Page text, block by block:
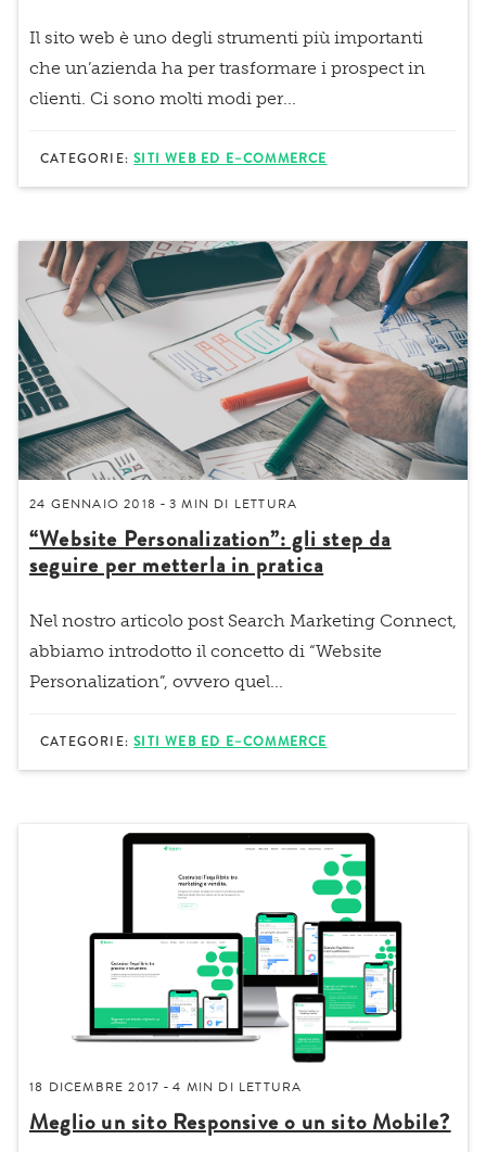
Il sito web è uno degli strumenti più importanti
che un’azienda ha per trasformare i prospect in
clienti . Ci sono molti modi per...
CATEGORIE:SITI WEB ED E–COMMERCE
24 GENNAIO 2018 - 3 MIN DI LETTURA
“Website Personalization”: gli step da
seguire per metterla in pratica
Nel nostro articolo post Search Marketing Connect
abbiamo introdotto il concetto di “Website
Personalization”, ovvero quel...
CATEGORIE:SITI WEB ED E–COMMERCE
18 DICEMBRE 2017 -4 MIN DI LETTURA
​Meglio un sito Responsive o un sito Mobile?